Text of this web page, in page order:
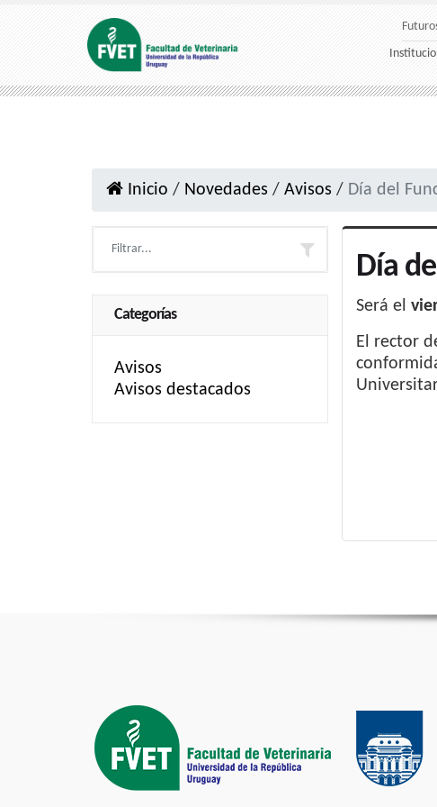
Inicio / Novedades / Avisos / Día del
Categorías
Avisos
Avisos destacados
Día
Será el
El rector